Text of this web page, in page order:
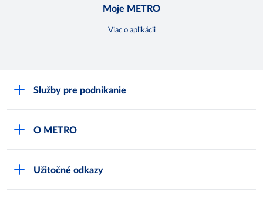
Moje METRO
Viac o aplikácii
Služby pre podnikanie
O METRO
Užitočné odkazy